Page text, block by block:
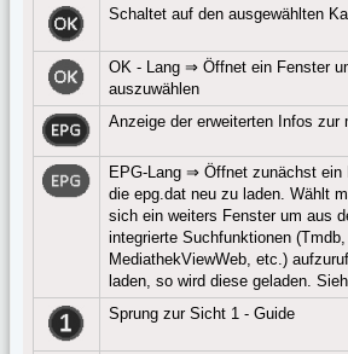
Schaltet auf den ausgewählten
OK - Lang ⇒ Öffnet ein Fenster
auszuwählen
Anzeige der erweiterten Infos zur
EPG-Lang ⇒ Öffnet zunächst ein
die epg.dat neu zu laden. Wählt
sich ein weiters Fenster um aus
integrierte Suchfunktionen (Tmdb,
MediathekViewWeb, etc.)
laden, so wird diese geladen.
Sprung zur Sicht 1 - Guide